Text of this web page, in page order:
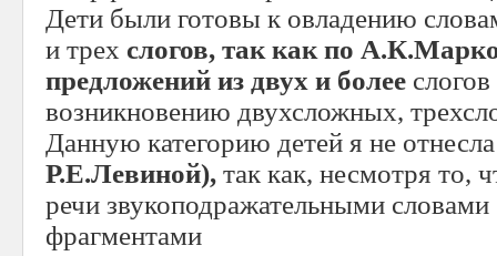
Дети были готовы к овладению
и трех слогов, так как по
предложений из двух и более
возникновению двухсложных,
Данную категорию детей я не
Р.Е.Левиной), так как, несмотря то,
речи звукоподражательными словами
фрагментами